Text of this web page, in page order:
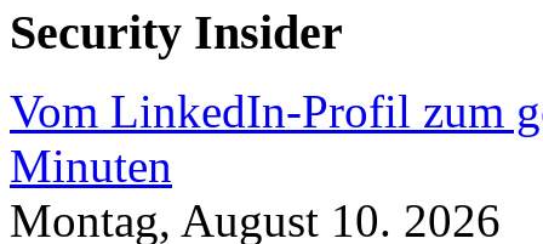
Security Insider
Vom LinkedIn-Profil zum
Minuten
Montag, August 10. 2026